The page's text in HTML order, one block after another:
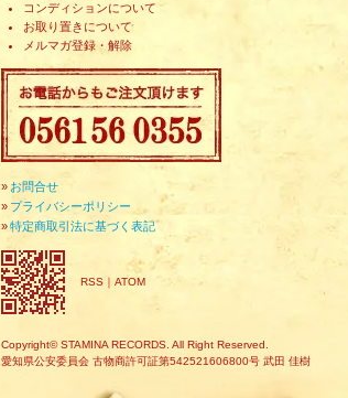
コンディションについて
お取り置きについて
メルマガ登録・解除
» お問合せ
» プライバシーポリシー
»特定商取引法に基づく表記
RSS ｜ ATOM
Copyright© STAMINA RECORDS. All Right Reserved.
愛知県公安委員会 古物商許可証第542521606800号 武田 佳樹